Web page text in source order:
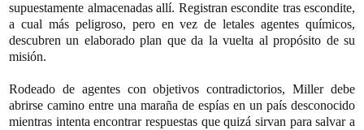
supuestamente almacenadas allí. Registran escondite tras escondite,
a cual más peligroso, pero en vez de letales agentes químicos,
descubren un elaborado plan que da la vuelta al propósito de su
misión.
Rodeado de agentes con objetivos contradictorios, Miller debe
abrirse camino entre una maraña de espías en un país desconocido
mientras intenta encontrar respuestas que quizá sirvan para salvar a